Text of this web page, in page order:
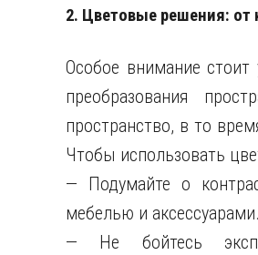
2. Цветовые решения: от
Особое внимание
преобразования
пространство, в то
Чтобы использовать
— Подумайте о
мебелью и аксессуарами.
— Не бойтесь